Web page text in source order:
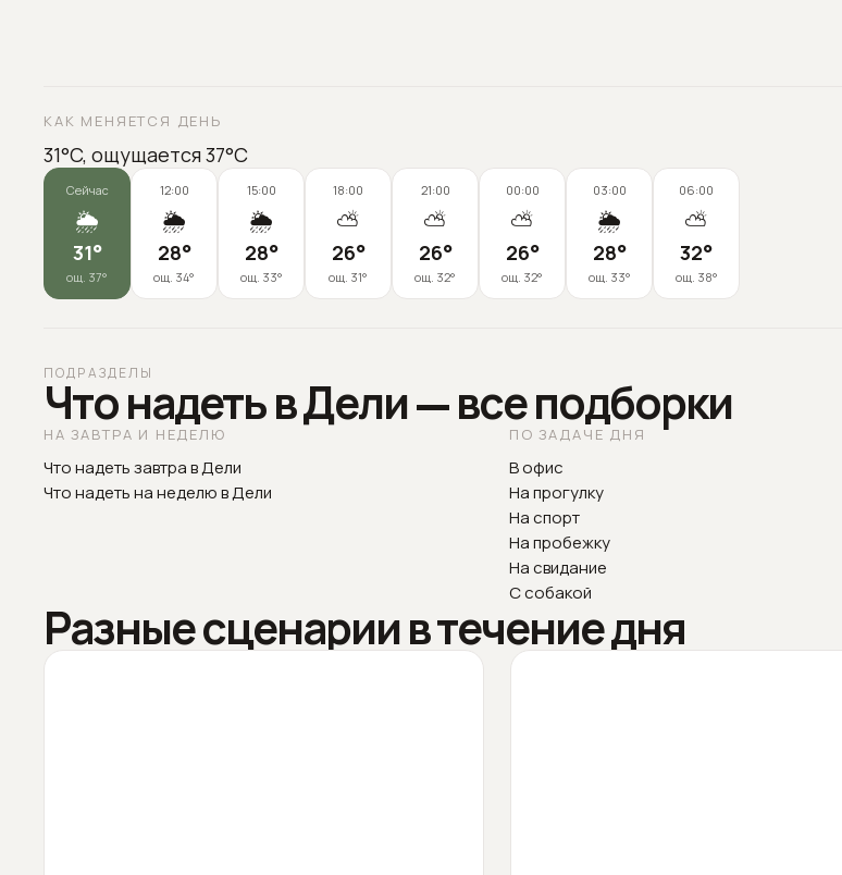
КАК МЕНЯЕТСЯ ДЕНЬ
31°C, ощущается 37°C
Сейчас
🌦️
31°
ощ. 37°
12:00
🌦️
28°
ощ. 34°
15:00
🌦️
28°
ощ. 33°
18:00
⛅
26°
ощ. 31°
21:00
⛅
26°
ощ. 32°
00:00
⛅
26°
ощ. 32°
03:00
🌦️
28°
ощ. 33°
06:00
⛅
32°
ощ. 38°
ПОДРАЗДЕЛЫ
Что надеть в Дели — все подборки
НА ЗАВТРА И НЕДЕЛЮ
Что надеть завтра в Дели
Что надеть на неделю в Дели
ПО ЗАДАЧЕ ДНЯ
В офис
На прогулку
На спорт
На пробежку
На свидание
С собакой
Разные сценарии в течение дня